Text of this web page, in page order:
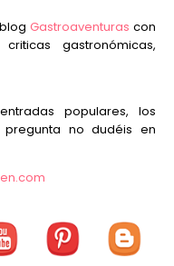
Gastroaventuras con
gastronómicas,
populares, los
no dudéis en